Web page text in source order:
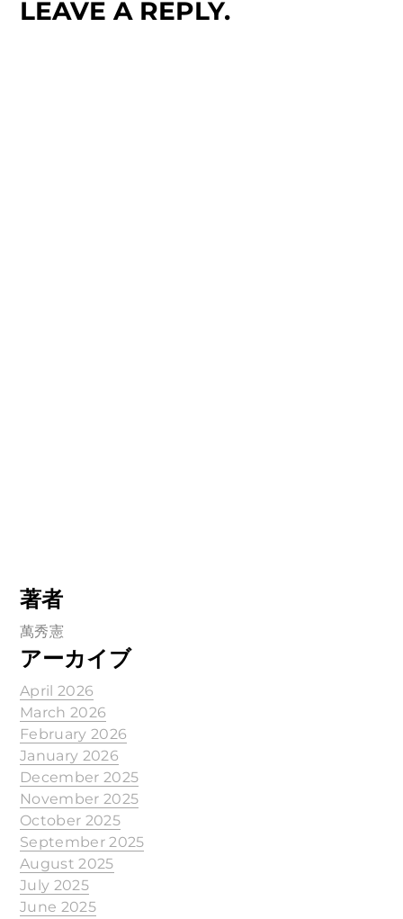
LEAVE A REPLY.
著者
萬秀憲
アーカイブ
April 2026
March 2026
February 2026
January 2026
December 2025
November 2025
October 2025
September 2025
August 2025
July 2025
June 2025